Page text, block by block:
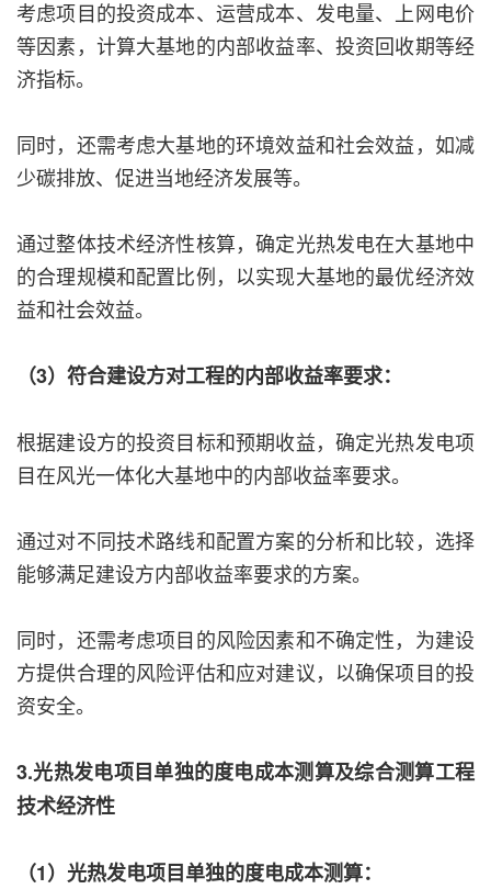
考虑项目的投资成本、运营成本、发电量、上网电价
等因素，计算大基地的内部收益率、投资回收期等经
济指标。
同时，还需考虑大基地的环境效益和社会效益，如减
少碳排放、促进当地经济发展等。
通过整体技术经济性核算，确定光热发电在大基地中
的合理规模和配置比例，以实现大基地的最优经济效
益和社会效益。
（3）符合建设方对工程的内部收益率要求：
根据建设方的投资目标和预期收益，确定光热发电项
目在风光一体化大基地中的内部收益率要求。
通过对不同技术路线和配置方案的分析和比较，选择
能够满足建设方内部收益率要求的方案。
同时，还需考虑项目的风险因素和不确定性，为建设
方提供合理的风险评估和应对建议，以确保项目的投
资安全。
3.光热发电项目单独的度电成本测算及综合测算工程
技术经济性
（1）光热发电项目单独的度电成本测算：